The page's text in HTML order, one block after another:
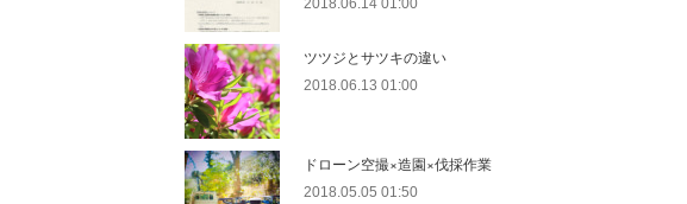
2018.06.14 01:00
ツツジとサツキの違い
2018.06.13 01:00
ドローン空撮×造園×伐採作業
2018.05.05 01:50